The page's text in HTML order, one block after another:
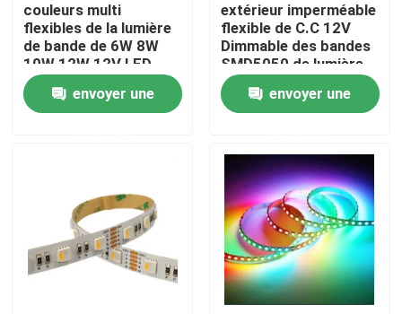
Contact
nouvelles
Lumière de bande au néon de LED
lumière de bande flexible au néon
couleurs multi
flexibles de la lumière
de bande de 6W 8W
10W 12W 12V LED
SMD 5050 RVB 300
LED
envoyer une
extérieur imperméable
flexible de C.C 12V
Dimmable des bandes
SMD5050 de lumière
de 600LEDs 5m LED
envoyer une